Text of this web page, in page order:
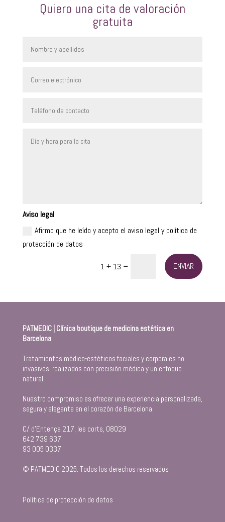
Quiero una cita de valoración
gratuita
Aviso legal
Afirmo que he leído y acepto el aviso legal y política de
protección de datos
1 + 13 = ENVIAR
PATMEDIC | Clínica boutique de medicina estética en
Barcelona
Tratamientos médico-estéticos faciales y corporales no
invasivos, realizados con precisión médica y un enfoque
natural.
Nuestro compromiso es ofrecer una experiencia personalizada,
segura y elegante en el corazón de Barcelona.
C/ d’Entença 217, les corts, 08029
642 739 637
93 005 0337
© PATMEDIC 2025. Todos los derechos reservados
Política de protección de datos